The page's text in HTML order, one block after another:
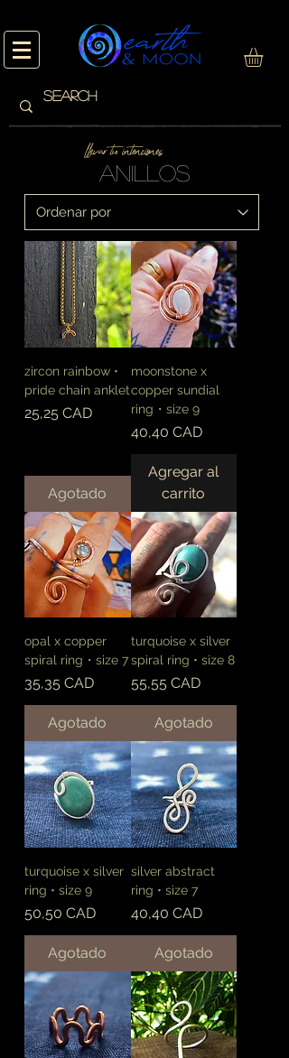
anillos
llevar tu intenciones
zircon rainbow •
pride chain anklet
Precio
25,25 CAD
Agotado
moonstone x
copper sundial
ring・size 9
Precio
40,40 CAD
Agregar al
carrito
opal x copper
spiral ring・size 7
Precio
35,35 CAD
Agotado
turquoise x silver
spiral ring • size 8
Precio
55,55 CAD
Agotado
turquoise x silver
ring • size 9
Precio
50,50 CAD
Agotado
silver abstract
ring • size 7
Precio
40,40 CAD
Agotado